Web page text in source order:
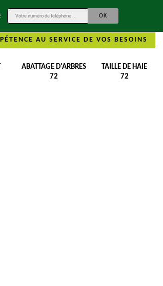
AU SERVICE DE VOS BESOINS
ABATTAGE D'ARBRES
72
TAILLE DE HAIE
72